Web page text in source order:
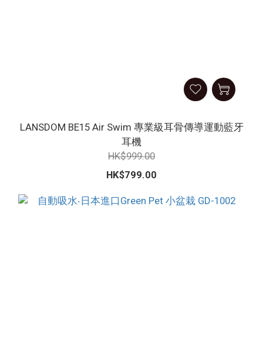
LANSDOM BE15 Air Swim 專業級耳骨傳導運動藍牙
耳機
HK$999.00
HK$799.00